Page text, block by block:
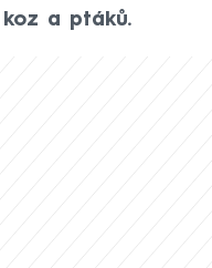
a ptáků.